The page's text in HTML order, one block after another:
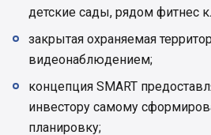
детские сады, рядом фитнес
закрытая охраняемая
видеонаблюдением;
концепция SMART
инвестору самому
планировку;